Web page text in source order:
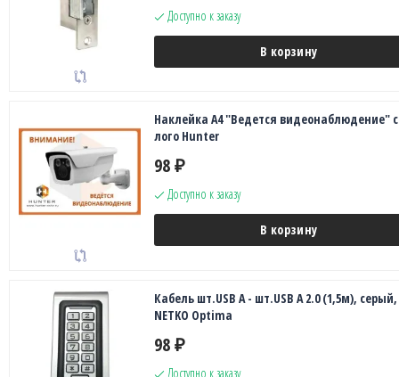
Доступно к заказу
В корзину
Наклейка А4 "Ведется видеонаблюдение" с
лого Hunter
98 ₽
Доступно к заказу
В корзину
Кабель шт.USB A - шт.USB A 2.0 (1,5м), серый,
NETKO Optima
98 ₽
Доступно к заказу